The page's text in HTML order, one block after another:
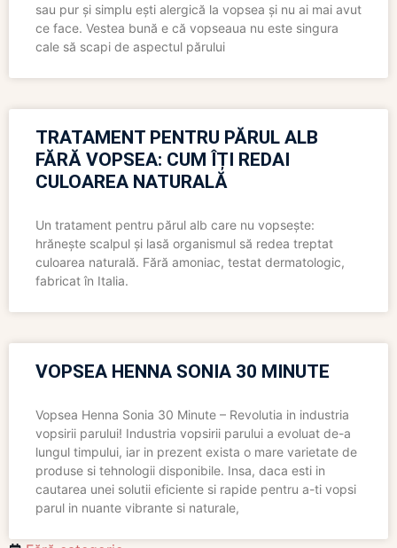
sau pur și simplu ești alergică la vopsea și nu ai mai avut
ce face. Vestea bună e că vopseaua nu este singura
cale să scapi de aspectul părului
TRATAMENT PENTRU PĂRUL ALB
FĂRĂ VOPSEA: CUM ÎȚI REDAI
CULOAREA NATURALĂ
Un tratament pentru părul alb care nu vopsește:
hrănește scalpul și lasă organismul să redea treptat
culoarea naturală. Fără amoniac, testat dermatologic,
fabricat în Italia.
VOPSEA HENNA SONIA 30 MINUTE
Vopsea Henna Sonia 30 Minute – Revolutia in industria
vopsirii parului! Industria vopsirii parului a evoluat de-a
lungul timpului, iar in prezent exista o mare varietate de
produse si tehnologii disponibile. Insa, daca esti in
cautarea unei solutii eficiente si rapide pentru a-ti vopsi
parul in nuante vibrante si naturale,